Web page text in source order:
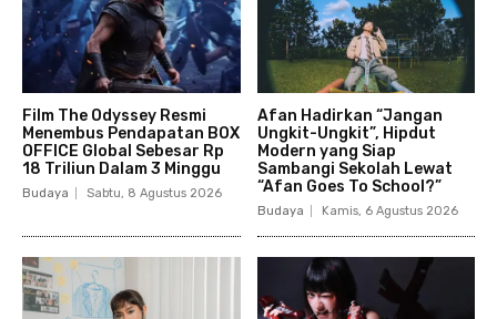
Film The Odyssey Resmi
Menembus Pendapatan BOX
OFFICE Global Sebesar Rp
18 Triliun Dalam 3 Minggu
Budaya Sabtu, 8 Agustus 2026
Afan Hadirkan “Jangan
Ungkit-Ungkit”, Hipdut
Modern yang Siap
Sambangi Sekolah Lewat
“Afan Goes To School?”
Budaya Kamis, 6 Agustus 2026